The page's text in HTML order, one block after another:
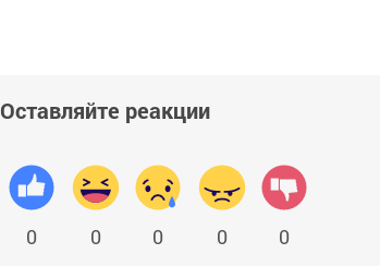
Оставляйте реакции
0 0 0 0 0